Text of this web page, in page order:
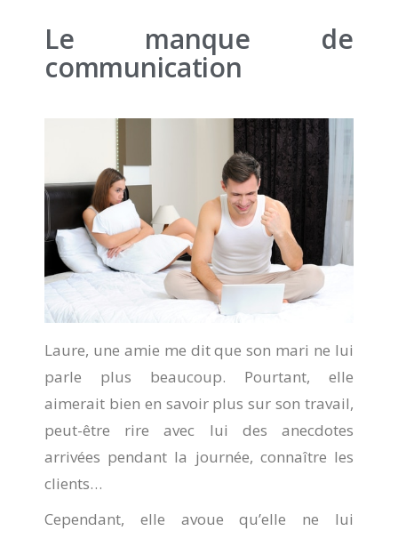
Le manque de
communication
Laure, une amie me dit que son mari ne lui
parle plus beaucoup. Pourtant, elle
aimerait bien en savoir plus sur son travail,
peut-être rire avec lui des anecdotes
arrivées pendant la journée, connaître les
clients…
Cependant, elle avoue qu’elle ne lui